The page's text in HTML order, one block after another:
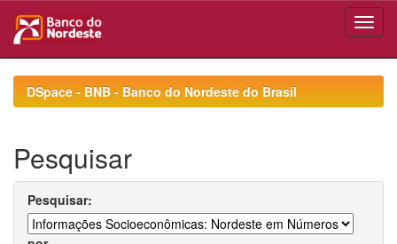
navigationDSpace - BNB - Banco do Nordeste do Brasil
Pesquisar
Pesquisar: